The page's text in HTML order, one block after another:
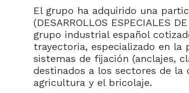
El grupo ha adquirido una
(DESARROLLOS ESPECIALES
grupo industrial español
trayectoria, especializado en la
sistemas de fijación (anclajes,
destinados a los sectores de
agricultura y el bricolaje.